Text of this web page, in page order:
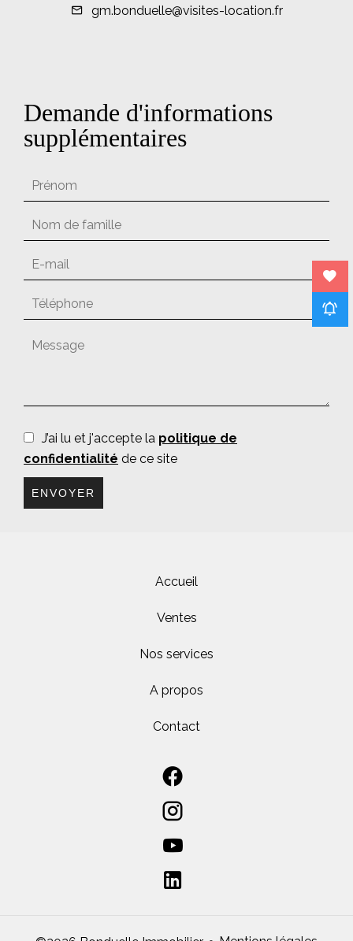
gm.bonduelle@visites-location.fr
Demande d'informations
supplémentaires
J’ai lu et j'accepte la politique de
confidentialité de ce site
ENVOYER
Accueil
Ventes
Nos services
A propos
Contact